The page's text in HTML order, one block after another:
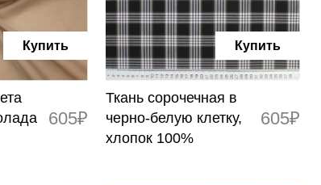
Купить
605₽
Купить
Ткань сорочечная в
черно-белую клетку,
хлопок 100%
605₽